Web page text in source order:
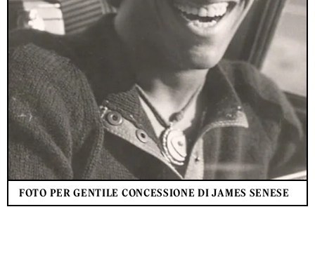
FOTO PER GENTILE CONCESSIONE DI JAMES SENESE